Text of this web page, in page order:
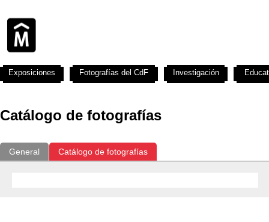
Catálogo de fotografías
General Catálogo de fotografías
Exposiciones Fotografías del CdF Investigación